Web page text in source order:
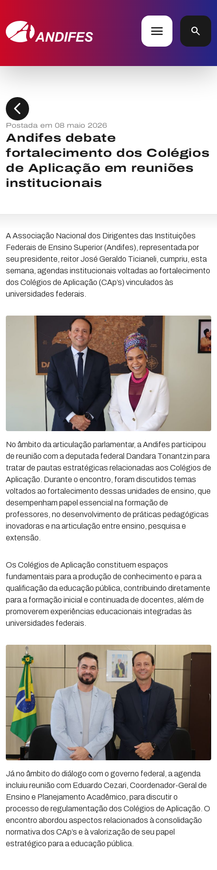
menu search
chevron_left
Postada em 08 maio 2026
Andifes debate
fortalecimento dos Colégios
de Aplicação em reuniões
institucionais
A Associação Nacional dos Dirigentes das Instituições
Federais de Ensino Superior (Andifes), representada por
seu presidente, reitor José Geraldo Ticianeli, cumpriu, esta
semana, agendas institucionais voltadas ao fortalecimento
dos Colégios de Aplicação (CAp’s) vinculados às
universidades federais.
No âmbito da articulação parlamentar, a Andifes participou
de reunião com a deputada federal Dandara Tonantzin para
tratar de pautas estratégicas relacionadas aos Colégios de
Aplicação. Durante o encontro, foram discutidos temas
voltados ao fortalecimento dessas unidades de ensino, que
desempenham papel essencial na formação de
professores, no desenvolvimento de práticas pedagógicas
inovadoras e na articulação entre ensino, pesquisa e
extensão.
Os Colégios de Aplicação constituem espaços
fundamentais para a produção de conhecimento e para a
qualificação da educação pública, contribuindo diretamente
para a formação inicial e continuada de docentes, além de
promoverem experiências educacionais integradas às
universidades federais.
Já no âmbito do diálogo com o governo federal, a agenda
incluiu reunião com Eduardo Cezari, Coordenador-Geral de
Ensino e Planejamento Acadêmico, para discutir o
processo de regulamentação dos Colégios de Aplicação. O
encontro abordou aspectos relacionados à consolidação
normativa dos CAp’s e à valorização de seu papel
estratégico para a educação pública.